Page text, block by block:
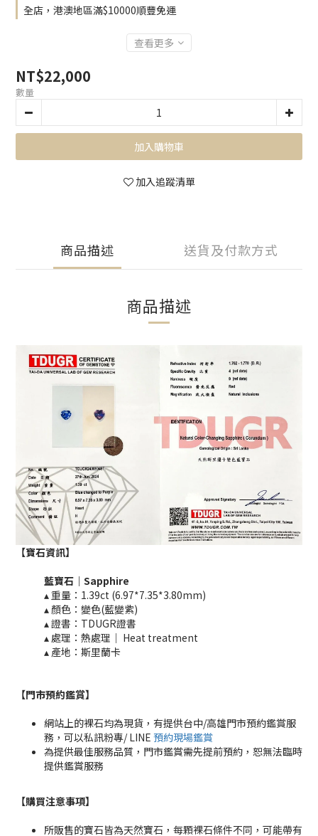
全店，港澳地區滿$10000順豐免運
查看更多
NT$22,000
數量
加入購物車
加入追蹤清單
商品描述 送貨及付款方式
商品描述
【寶石資訊】
藍寶石｜ Sapphire
▴ 重量：1.39ct (6.97*7.35*3.80mm)​
▴ 顏色：變色(藍變紫)
▴ 證書：TDUGR證書
▴ 處理：熱處理｜ Heat treatment​​
▴ 產地：斯里蘭卡
【門市預約鑑賞】
網站上的裸石均為現貨，有提供台中/高雄門市預約鑑賞服
務，可以私訊粉專/ LINE 預約現場鑑賞
為提供最佳服務品質，門市鑑賞需先提前預約，恕無法臨時
提供鑑賞服務
【購買注意事項】
所販售的寶石皆為天然寶石，每顆裸石條件不同，可能帶有